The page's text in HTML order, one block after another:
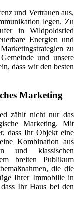
und Vertrauen aus,
legen. Zu
in Wildpoldsried
Energien und
zu
und unsere
dass wir den besten
Marketing
zählt nicht nur das
Marketing. Mit
dass Ihr Objekt eine
Kombination aus
und klassischen
breiten Publikum
die die
Ihrer Immobilie in
Ihr Haus bei den